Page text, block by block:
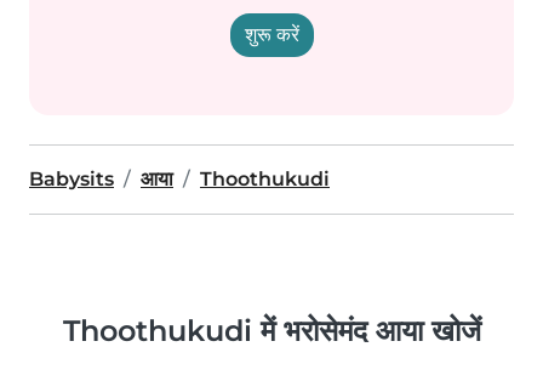
शुरू करें
Babysits आया Thoothukudi
Thoothukudi में भरोसेमंद आया खोजें